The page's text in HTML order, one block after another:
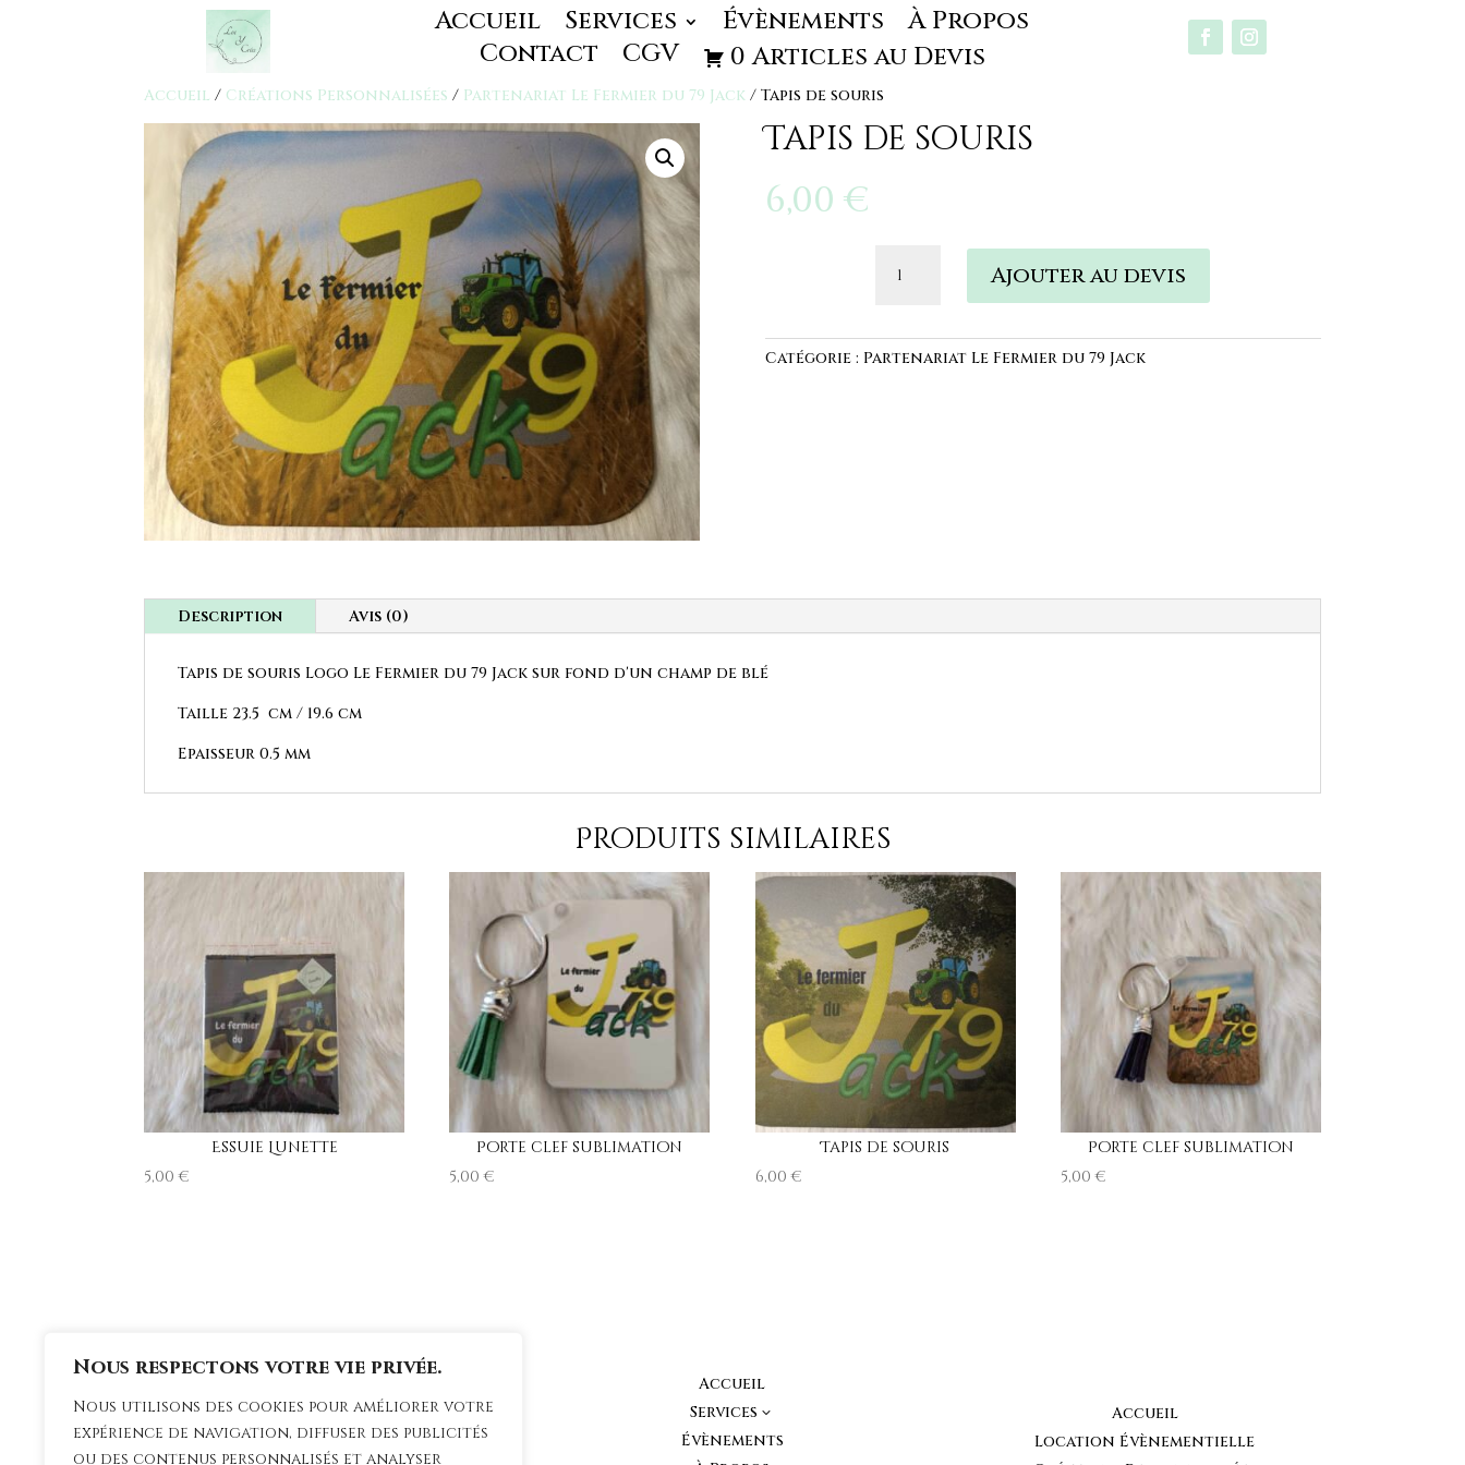
Nous respectons votre vie privée.
Nous utilisons des cookies pour améliorer votre
expérience de navigation, diffuser des publicités
ou des contenus personnalisés et analyser
Accueil Services Évènements
À Propos
Contact
CGV 0 Articles au Devis
Accueil / Créations Personnalisées / Partenariat Le Fermier du 79 Jack / Tapis de souris
Tapis de souris
6,00 €
souris
Ajouter au devis
Catégorie : Partenariat Le Fermier du 79 Jack
Description Avis (0)
Tapis de souris Logo Le Fermier du 79 Jack sur fond d'un champ de blé
Taille 23.5 cm / 19.6 cm
Epaisseur 0.5 mm
Produits similaires
Essuie Lunette
5,00€
Porte clef sublimation
5,00€
Tapis de souris
6,00€
Porte clef sublimation
5,00€
Accueil
Services 3
Évènements
Accueil
Location Évènementielle